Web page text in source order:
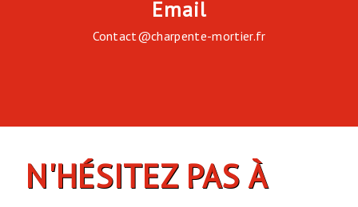
Email
contact@charpente-mortier.fr
N'HÉSITEZ PAS À